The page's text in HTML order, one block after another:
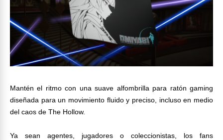
Mantén el ritmo con una suave alfombrilla para ratón gaming
diseñada para un movimiento fluido y preciso, incluso en medio
del caos de The Hollow.
Ya sean agentes, jugadores o coleccionistas, los fans